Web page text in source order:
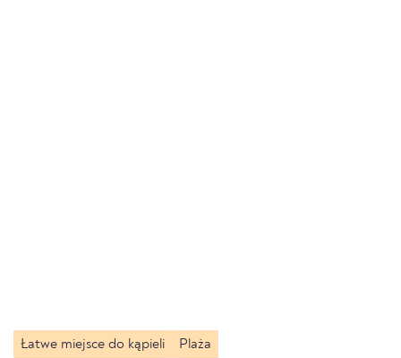
Łatwe miejsce do kąpieli Plaża